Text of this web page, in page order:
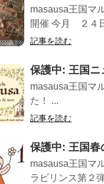
masausa王国マ
開催 今月 ２４
記事を読む
保護中: 王国ニ
masausa王国マ
た！ ...
記事を読む
保護中: 王国春
masausa王国マ
ラビリンス第２